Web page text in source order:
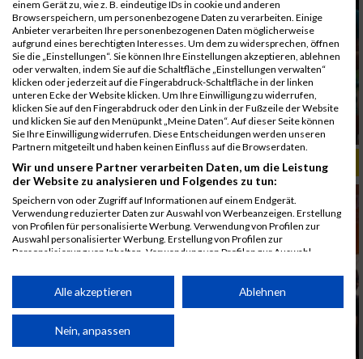
ALBUM B2RUN MÜNCHEN, B2RUN / 16.07.2019
einem Gerät zu, wie z. B. eindeutige IDs in cookie und anderen
Browserspeichern, um personenbezogene Daten zu verarbeiten. Einige
Anbieter verarbeiten Ihre personenbezogenen Daten möglicherweise
aufgrund eines berechtigten Interesses. Um dem zu widersprechen, öffnen
Sie die „Einstellungen“. Sie können Ihre Einstellungen akzeptieren, ablehnen
oder verwalten, indem Sie auf die Schaltfläche „Einstellungen verwalten“
klicken oder jederzeit auf die Fingerabdruck-Schaltfläche in der linken
unteren Ecke der Website klicken. Um Ihre Einwilligung zu widerrufen,
klicken Sie auf den Fingerabdruck oder den Link in der Fußzeile der Website
und klicken Sie auf den Menüpunkt „Meine Daten“. Auf dieser Seite können
Sie Ihre Einwilligung widerrufen. Diese Entscheidungen werden unseren
Partnern mitgeteilt und haben keinen Einfluss auf die Browserdaten.
Wir und unsere Partner verarbeiten Daten, um die Leistung
der Website zu analysieren und Folgendes zu tun:
Speichern von oder Zugriff auf Informationen auf einem Endgerät.
Verwendung reduzierter Daten zur Auswahl von Werbeanzeigen. Erstellung
von Profilen für personalisierte Werbung. Verwendung von Profilen zur
Auswahl personalisierter Werbung. Erstellung von Profilen zur
Personalisierung von Inhalten. Verwendung von Profilen zur Auswahl
Performance von Inhalten. Analyse von Zielgruppen durch Statistiken oder
Kombinationen von Daten aus verschiedenen Quellen. Entwicklung und
von Inhalten.
Daten können außerhalb der Europäischen Union weitergegeben und in die
Alle akzeptieren Ablehnen
Nein, anpassen